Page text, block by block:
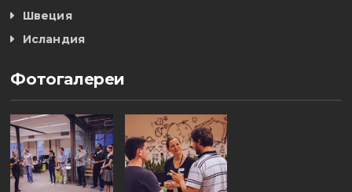
Швеция
Исландия
Фотогалереи